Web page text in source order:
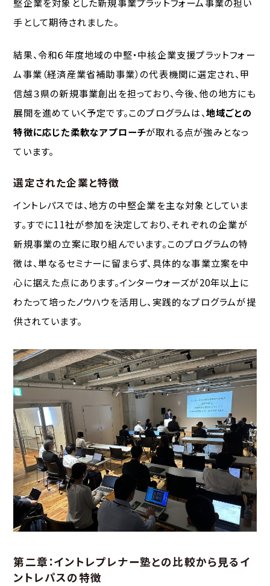
手として期待されました。
結果、令和６年度地域の中堅・中核企業支援プラットフォー
ム事業（経済産業省補助事業）の代表機関に選定され、甲
信越３県の新規事業創出を担っており、今後、他の地方にも
展開を進めていく予定です。このプログラムは、地域ごとの
特徴に応じた柔軟なアプローチが取れる点が強みとなっ
ています。
選定された企業と特徴
イントレパスでは、地方の中堅企業を主な対象としていま
す。すでに11社が参加を決定しており、それぞれの企業が
新規事業の立案に取り組んでいます。このプログラムの特
徴は、単なるセミナーに留まらず、具体的な事業立案を中
心に据えた点にあります。インターウォーズが20年以上に
わたって培ったノウハウを活用し、実践的なプログラムが提
供されています。
第二章：イントレプレナー塾との比較から見るイ
ントレパスの特徴